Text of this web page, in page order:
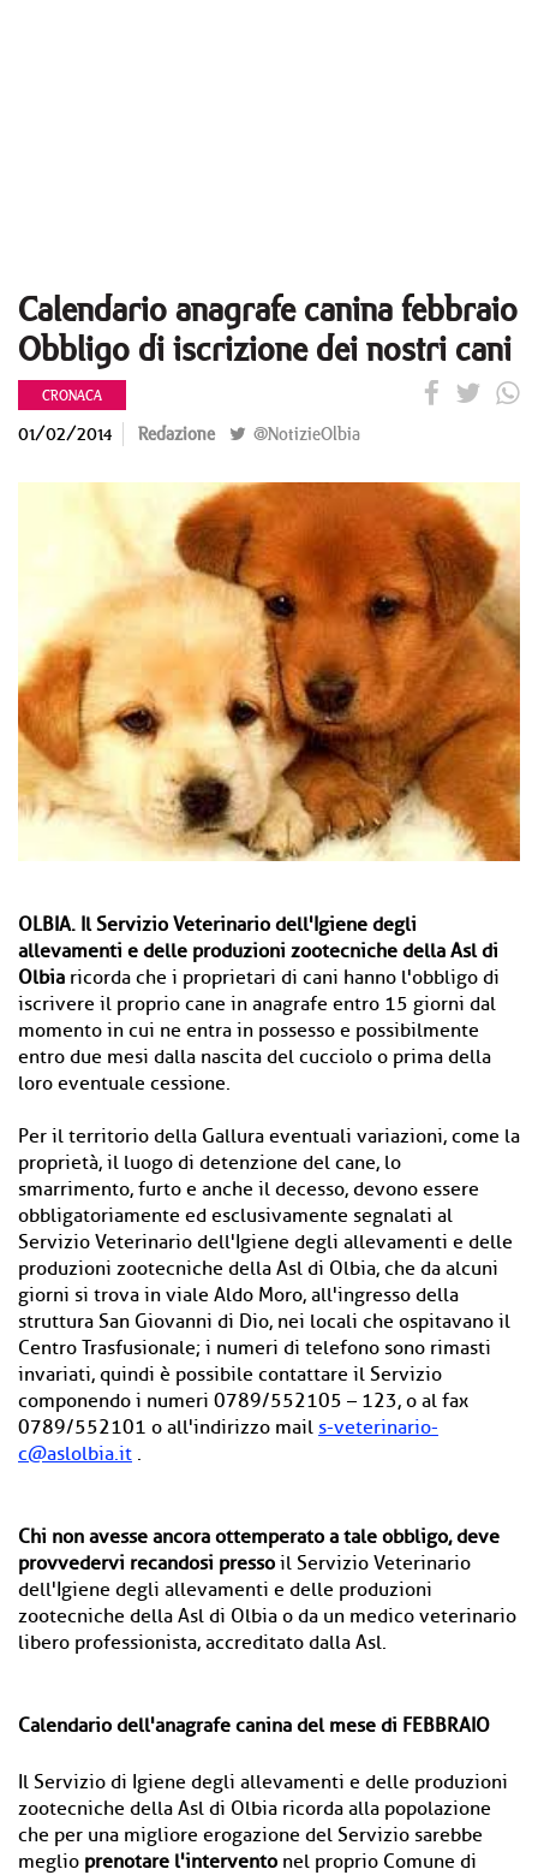
Calendario anagrafe canina febbraio
Obbligo di iscrizione dei nostri cani
CRONACA
01/02/2014 Redazione @NotizieOlbia
OLBIA. Il Servizio Veterinario dell'Igiene degli
allevamenti e delle produzioni zootecniche della Asl di
Olbia ricorda che i proprietari di cani hanno l'obbligo di
iscrivere il proprio cane in anagrafe entro 15 giorni dal
momento in cui ne entra in possesso e possibilmente
entro due mesi dalla nascita del cucciolo o prima della
loro eventuale cessione.
Per il territorio della Gallura eventuali variazioni, come la
proprietà, il luogo di detenzione del cane, lo
smarrimento, furto e anche il decesso, devono essere
obbligatoriamente ed esclusivamente segnalati al
Servizio Veterinario dell'Igiene degli allevamenti e delle
produzioni zootecniche della Asl di Olbia, che da alcuni
giorni si trova in viale Aldo Moro, all'ingresso della
struttura San Giovanni di Dio, nei locali che ospitavano il
Centro Trasfusionale; i numeri di telefono sono rimasti
invariati, quindi è possibile contattare il Servizio
componendo i numeri 0789/552105 – 123, o al fax
0789/552101 o all'indirizzo mail s-veterinario-
c@aslolbia.it .
Chi non avesse ancora ottemperato a tale obbligo, deve
provvedervi recandosi presso il Servizio Veterinario
dell'Igiene degli allevamenti e delle produzioni
zootecniche della Asl di Olbia o da un medico veterinario
libero professionista, accreditato dalla Asl.
Calendario dell'anagrafe canina del mese di FEBBRAIO
Il Servizio di Igiene degli allevamenti e delle produzioni
zootecniche della Asl di Olbia ricorda alla popolazione
che per una migliore erogazione del Servizio sarebbe
meglio prenotare l'intervento nel proprio Comune di